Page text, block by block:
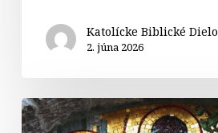
Katolícke Biblické Dielo
2. júna 2026
Komentáre
k